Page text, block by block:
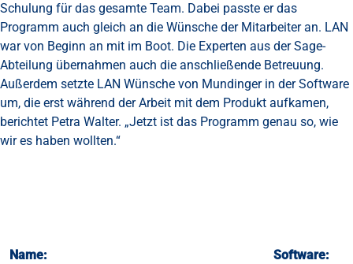
Schulung für das gesamte Team. Dabei passte er das
Programm auch gleich an die Wünsche der Mitarbeiter an. LAN
war von Beginn an mit im Boot. Die Experten aus der Sage-
Abteilung übernahmen auch die anschließende Betreuung.
Außerdem setzte LAN Wünsche von Mundinger in der Software
um, die erst während der Arbeit mit dem Produkt aufkamen,
berichtet Petra Walter. „Jetzt ist das Programm genau so, wie
wir es haben wollten.“
Name:
Software: